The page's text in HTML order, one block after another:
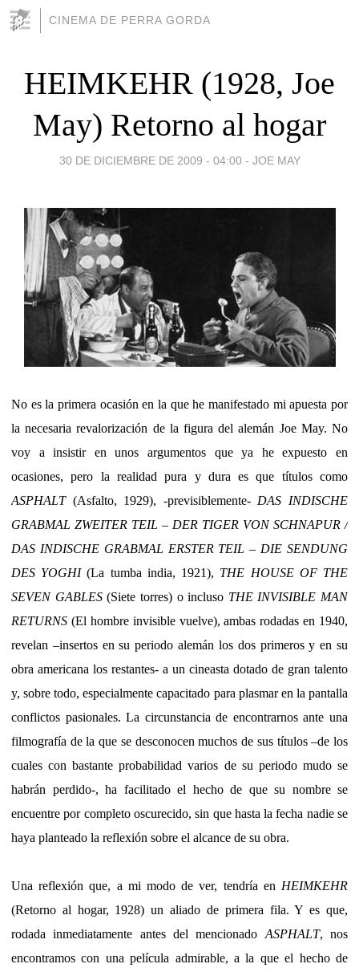
CINEMA DE PERRA GORDA
HEIMKEHR (1928, Joe
May) Retorno al hogar
30 DE DICIEMBRE DE 2009 - 04:00 - JOE MAY
No es la primera ocasión en la que he manifestado mi apuesta por
la necesaria revalorización de la figura del alemán Joe May. No
voy a insistir en unos argumentos que ya he expuesto en
ocasiones, pero la realidad pura y dura es que títulos como
ASPHALT(Asfalto, 1929), -previsiblemente- DAS INDISCHE
GRABMAL ZWEITER TEIL – DER TIGER VON SCHNAPUR /
DAS INDISCHE GRABMAL ERSTER TEIL – DIE SENDUNG
DES YOGHI(La tumba india, 1921), THE HOUSE OF THE
SEVEN GABLES(Siete torres) o incluso THE INVISIBLE MAN
RETURNS (El hombre invisible vuelve), ambas rodadas en 1940,
revelan –insertos en su periodo alemán los dos primeros y en su
obra americana los restantes- a un cineasta dotado de gran talento
y, sobre todo, especialmente capacitado para plasmar en la pantalla
conflictos pasionales. La circunstancia de encontrarnos ante una
filmografía de la que se desconocen muchos de sus títulos –de los
cuales con bastante probabilidad varios de su periodo mudo se
habrán perdido-, ha facilitado el hecho de que su nombre se
encuentre por completo oscurecido, sin que hasta la fecha nadie se
haya planteado la reflexión sobre el alcance de su obra.
Una reflexión que, a mi modo de ver, tendría en HEIMKEHR
(Retorno al hogar, 1928) un aliado de primera fila. Y es que,
rodada inmediatamente antes del mencionado ASPHALT, nos
encontramos con una película admirable, a la que el hecho de